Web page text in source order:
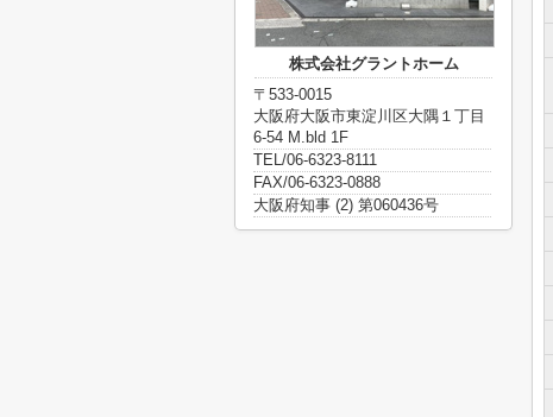
株式会社グラントホーム
〒533-0015
大阪府大阪市東淀川区大隅１丁目
6-54 M.bld 1F
TEL/06-6323-8111
FAX/06-6323-0888
大阪府知事 (2) 第060436号